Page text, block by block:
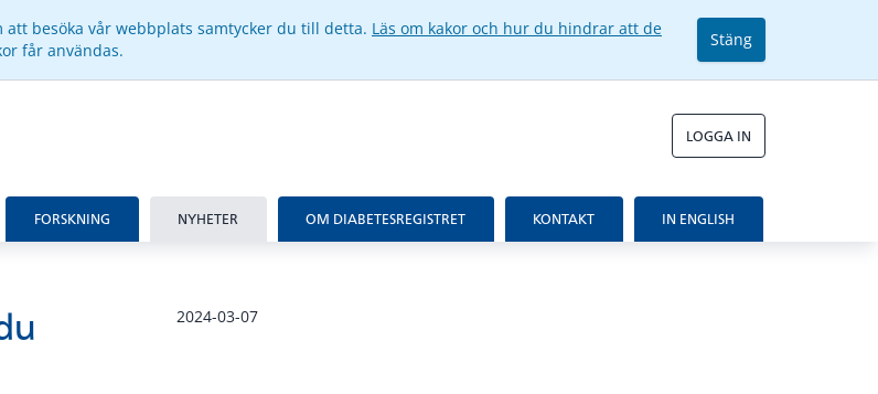
besöka vår webbplats samtycker du till detta. Läs om kakor och hur du hindrar att de
får användas.
Stäng
LOGGA IN
FORSKNING NYHETER OM DIABETESREGISTRET KONTAKT IN ENGLISH
2024-03-07